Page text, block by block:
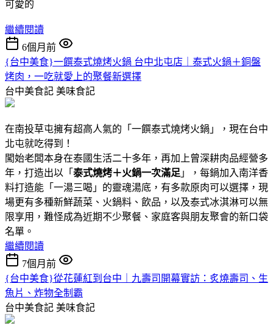
繼續閱讀
6個月前
{台中美食}一饌泰式燒烤火鍋 台中北屯店｜泰式火鍋＋銅盤
烤肉，一吃就愛上的聚餐新選擇
台中美食記 美味食記
在南投草屯擁有超高人氣的「一饌泰式燒烤火鍋」，現在台中
北屯就吃得到！
闖始老闆本身在泰國生活二十多年，再加上曾深耕肉品經營多
年，打造出以「 泰式燒烤＋火鍋一次滿足 」，每鍋加入南洋香
料打造能「一湯三喝」的靈魂湯底，有多款原肉可以選擇，現
場更有多種新鮮蔬菜、火鍋料、飲品，以及泰式冰淇淋可以無
限享用，難怪成為近期不少聚餐、家庭客與朋友聚會的新口袋
名單。
繼續閱讀
7個月前
{台中美食}從花蓮紅到台中｜九壽司開幕實訪：炙燒壽司、生
魚片、炸物全制霸
台中美食記 美味食記